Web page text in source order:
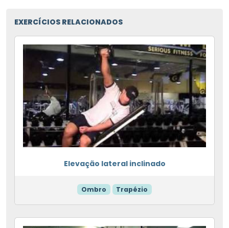
EXERCÍCIOS RELACIONADOS
Elevação lateral inclinado
Ombro Trapézio